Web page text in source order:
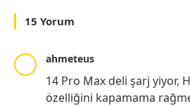
15 Yorum
ahmeteus
14 Pro Max deli şarj yiyor,
özelliğini kapamama